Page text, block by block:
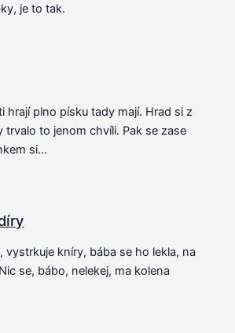
je to tak.
hrají plno písku tady mají. Hrad si z
trvalo to jenom chvíli. Pak se zase
si…
vystrkuje kníry, bába se ho lekla, na
se, bábo, nelekej, ma kolena